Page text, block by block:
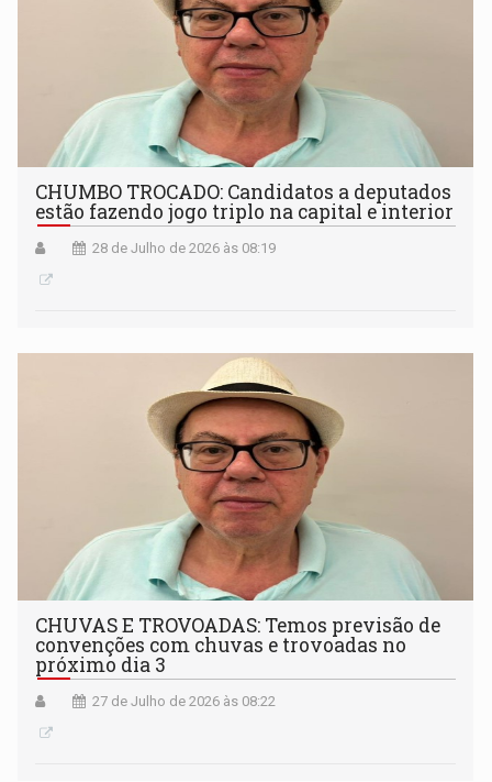
CHUMBO TROCADO: Candidatos a deputados
estão fazendo jogo triplo na capital e interior
28 de Julho de 2026 às 08:19
CHUVAS E TROVOADAS: Temos previsão de
convenções com chuvas e trovoadas no
próximo dia 3
27 de Julho de 2026 às 08:22